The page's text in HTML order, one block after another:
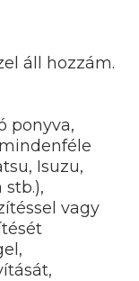
áll hozzám.
ponyva,
Isuzu,
stb.),
vagy